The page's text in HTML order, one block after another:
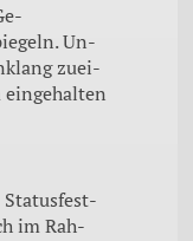
Un­
zuei­
eingehalten
Statusfest­
im Rah­